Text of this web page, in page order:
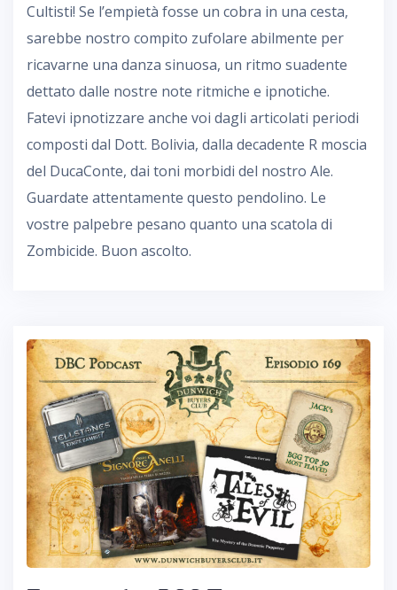
Cultisti! Se l’empietà fosse un cobra in una cesta,
sarebbe nostro compito zufolare abilmente per
ricavarne una danza sinuosa, un ritmo suadente
dettato dalle nostre note ritmiche e ipnotiche.
Fatevi ipnotizzare anche voi dagli articolati periodi
composti dal Dott. Bolivia, dalla decadente R moscia
del DucaConte, dai toni morbidi del nostro Ale.
Guardate attentamente questo pendolino. Le
vostre palpebre pesano quanto una scatola di
Zombicide. Buon ascolto.